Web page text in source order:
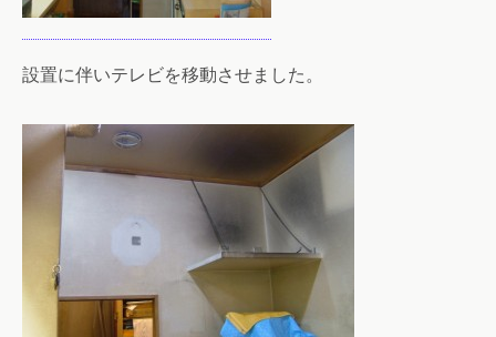
設置に伴いテレビを移動させました。